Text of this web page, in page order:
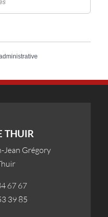
THUIR
Jean Grégory
67 67
39 85